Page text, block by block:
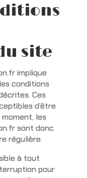
site
implique
conditions
Ces
d’être
les
sont donc
régulière.
à tout
pour